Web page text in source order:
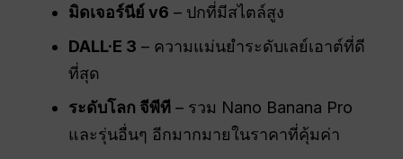
มิดเจอร์นีย์ v6 – ปกที่มีสไตล์สูง
DALL·E 3 – ความแม่นยำระดับเลย์เอาต์ที่ดี
ที่สุด
ระดับโลก จีพีที – รวม Nano Banana Pro
และรุ่นอื่นๆ อีกมากมายในราคาที่คุ้มค่า